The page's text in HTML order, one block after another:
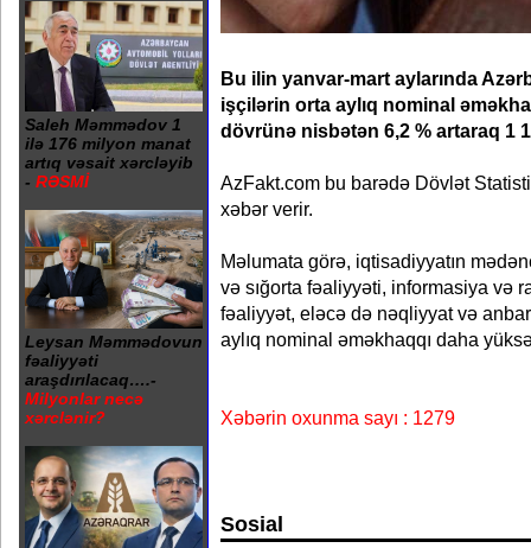
Saleh Məmmədov 1
ilə 176 milyon manat
artıq vəsait xərcləyib
- RƏSMİ
Leysan Məmmədovun
fəaliyyəti
araşdırılacaq….-
Milyonlar necə
xərclənir?
Bu ilin yanvar-mart aylarında
işçilərin orta aylıq nominal
dövrünə nisbətən 6,2 % artaraq 1
AzFakt.com bu barədə Dövlət
xəbər verir.
Məlumata görə, iqtisadiyyatın
və sığorta fəaliyyəti, informasiya və
fəaliyyət, eləcə də nəqliyyat və
aylıq nominal əməkhaqqı daha
Xəbərin oxunma sayı : 1279
Sosial